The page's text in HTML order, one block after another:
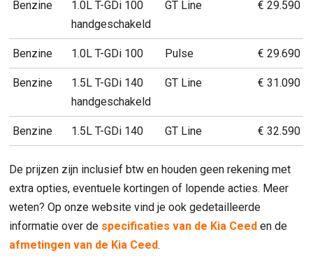
Benzine
1.0L T-GDi 100
handgeschakeld
GT Line € 29.590
Benzine 1.0L T-GDi 100 Pulse € 29.690
Benzine
1.5L T-GDi 140
handgeschakeld
GT Line € 31.090
Benzine 1.5L T-GDi 140 GT Line € 32.590
De prijzen zijn inclusief btw en houden geen rekening met
extra opties, eventuele kortingen of lopende acties. Meer
weten? Op onze website vind je ook gedetailleerde
informatie over de specificaties van de Kia Ceed en de
afmetingen van de Kia Ceed.